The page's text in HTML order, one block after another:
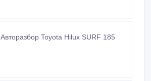
Авторазбор Toyota Hilux SURF 185